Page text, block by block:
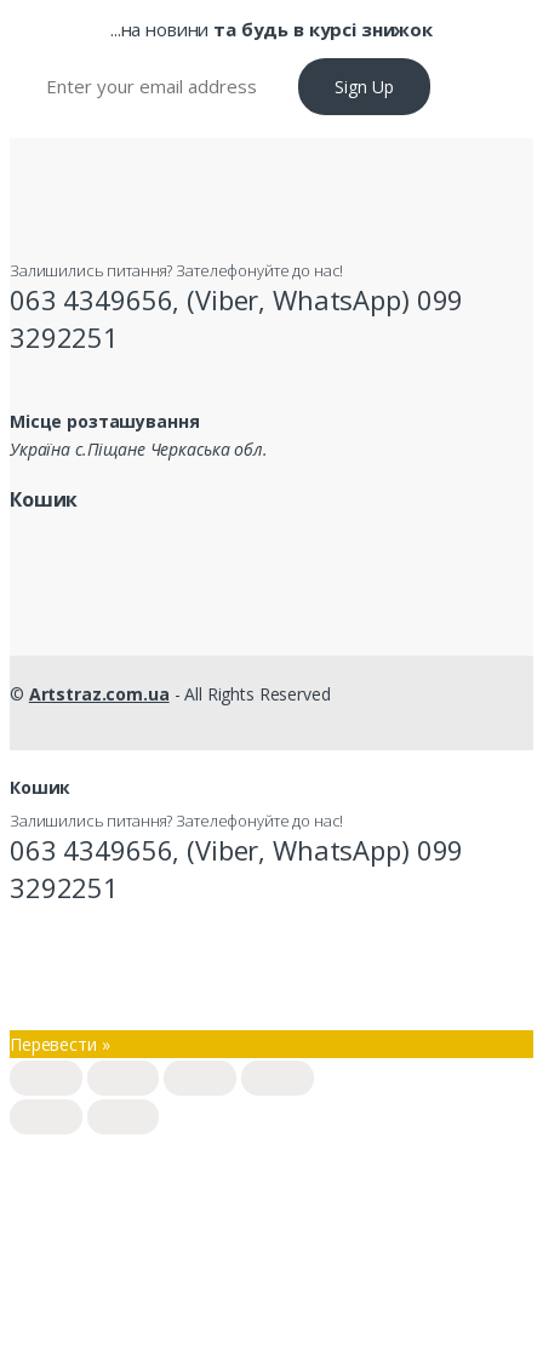
...на новини та будь в курсі знижок
Sign Up
Залишились питання? Зателефонуйте до нас!
063 4349656, (Viber, WhatsApp) 099
3292251
Місце розташування
Україна с.Піщане Черкаська обл.
Кошик
© Artstraz.com.ua - All Rights Reserved
Кошик
Залишились питання? Зателефонуйте до нас!
063 4349656, (Viber, WhatsApp) 099
3292251
Перевести »